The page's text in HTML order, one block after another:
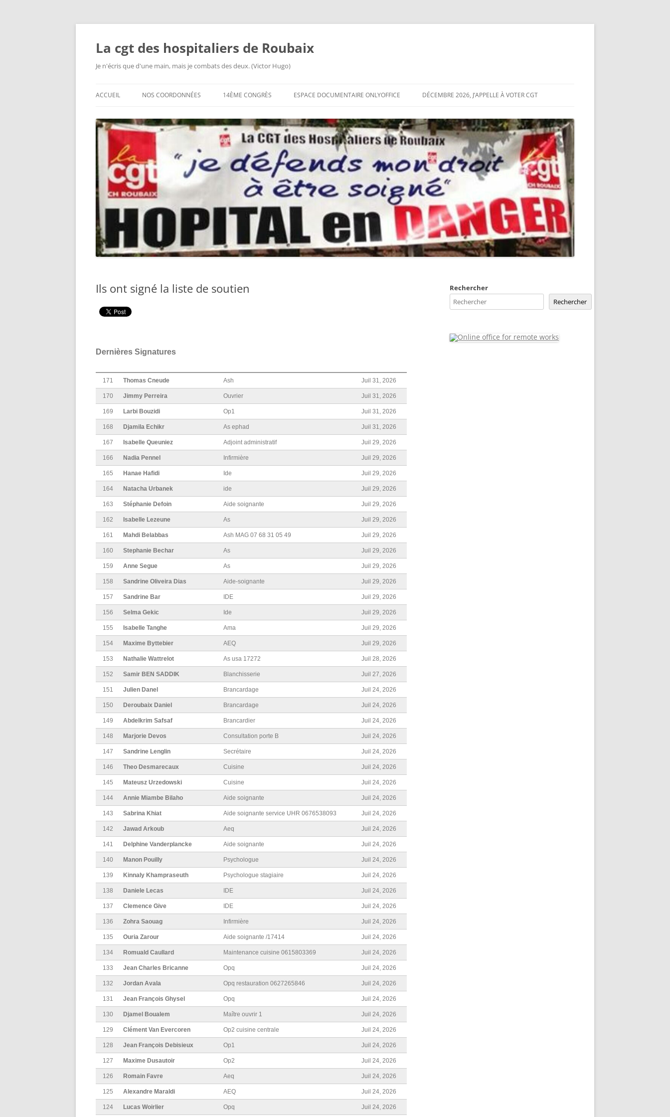
Aller
La cgt des hospitaliers de Roubaix
Je n'écris que d'une main, mais je combats des deux. (Victor Hugo)
ACCUEIL NOS COORDONNÉES 14ÈME CONGRÈS
CONGRÈS
14ÈME CONGRÈS
QUESTIONNAIRES EN LIGNE
14ÈME CONGRÈS FICHE DE
RENSEIGNEMENTS
14ÈME CONGRÈS INVITATION
RAPPORT D’ACTIVITÉ
COMPTE RENDU DU CONGRÈS –
DÉFINITIF VOTÉ ET AMENDÉ AU
14ÈME CONGRÈS
AMENDEMENTS AUX STATUTS
VOTÉS AU 14ÈME CONGRÈS
QUELQUES PHOTOS DU 14ÈME
CONGRÈS
ESPACE DOCUMENTAIRE ONLYOFFICE DÉCEMBRE 2026, J’APPELLE À VOTER CGT
Ils ont signé la liste de soutien
Dernières Signatures
171 Thomas Cneude Ash Juil 31, 2026
170 Jimmy Perreira Ouvrier Juil 31, 2026
169 Larbi Bouzidi Op1 Juil 31, 2026
168 Djamila Echikr As ephad Juil 31, 2026
167 Isabelle Queuniez Adjoint administratif Juil 29, 2026
166 Nadia Pennel Infirmière Juil 29, 2026
165 Hanae Hafidi Ide Juil 29, 2026
164 Natacha Urbanek ide Juil 29, 2026
163 Stéphanie Defoin Aide soignante Juil 29, 2026
162 Isabelle Lezeune As Juil 29, 2026
161 Mahdi Belabbas Ash MAG 07 68 31 05 49 Juil 29, 2026
160 Stephanie Bechar As Juil 29, 2026
159 Anne Segue As Juil 29, 2026
158 Sandrine Oliveira Dias Aide-soignante Juil 29, 2026
157 Sandrine Bar IDE Juil 29, 2026
156 Selma Gekic Ide Juil 29, 2026
155 Isabelle Tanghe Ama Juil 29, 2026
154 Maxime Byttebier AEQ Juil 29, 2026
153 Nathalie Wattrelot As usa 17272 Juil 28, 2026
152 Samir BEN SADDIK Blanchisserie Juil 27, 2026
151 Julien Danel Brancardage Juil 24, 2026
150 Deroubaix Daniel Brancardage Juil 24, 2026
149 Abdelkrim Safsaf Brancardier Juil 24, 2026
148 Marjorie Devos Consultation porte B Juil 24, 2026
147 Sandrine Lenglin Secrétaire Juil 24, 2026
146 Theo Desmarecaux Cuisine Juil 24, 2026
145 Mateusz Urzedowski Cuisine Juil 24, 2026
144 Annie Miambe Bilaho Aide soignante Juil 24, 2026
143 Sabrina Khiat Aide soignante service UHR 0676538093 Juil 24, 2026
142 Jawad Arkoub Aeq Juil 24, 2026
141 Delphine Vanderplancke Aide soignante Juil 24, 2026
140 Manon Pouilly Psychologue Juil 24, 2026
139 Kinnaly Khampraseuth Psychologue stagiaire Juil 24, 2026
138 Daniele Lecas IDE Juil 24, 2026
137 Clemence Give IDE Juil 24, 2026
136 Zohra Saouag Infirmière Juil 24, 2026
135 Ouria Zarour Aide soignante /17414 Juil 24, 2026
134 Romuald Caullard Maintenance cuisine 0615803369 Juil 24, 2026
133 Jean Charles Bricanne Opq Juil 24, 2026
132 Jordan Avala Opq restauration 0627265846 Juil 24, 2026
131 Jean François Ghysel Opq Juil 24, 2026
130 Djamel Boualem Maître ouvrir 1 Juil 24, 2026
129 Clément Van Evercoren Op2 cuisine centrale Juil 24, 2026
128 Jean François Debisieux Op1 Juil 24, 2026
127 Maxime Dusautoir Op2 Juil 24, 2026
126 Romain Favre Aeq Juil 24, 2026
125 Alexandre Maraldi AEQ Juil 24, 2026
124 Lucas Woirlier Opq Juil 24, 2026
Rechercher
Rechercher